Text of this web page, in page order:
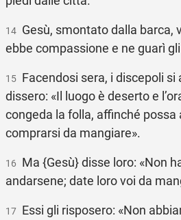
14 Gesù, smontato dalla barca,
ebbe compassione e ne guarì
15 Facendosi sera, i discepoli si
dissero: «Il luogo è deserto e
congeda la folla, affinché possa
comprarsi da mangiare».
16 Ma {Gesù} disse loro: «Non
andarsene; date loro voi da
17 Essi gli risposero: «Non